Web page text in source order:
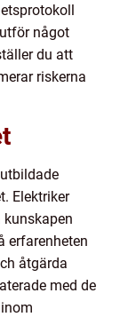
något
du att
riskerna
Elektriker
erfarenheten
åtgärda
med de